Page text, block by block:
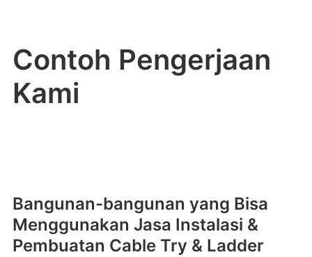
Contoh Pengerjaan
Kami
Bangunan-bangunan yang Bisa
Menggunakan Jasa Instalasi &
Pembuatan Cable Try & Ladder